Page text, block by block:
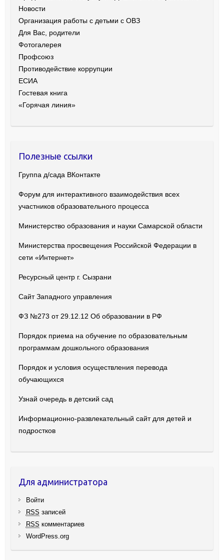
Новости
Организация работы с детьми с ОВЗ
Для Вас, родители
Фотогалерея
Профсоюз
Противодействие коррупции
ЕСИА
Гостевая книга
«Горячая линия»
Полезные ссылки
Группа д/сада ВКонтакте
Форум для интерактивного взаимодействия всех
участников образовательного процесса
Министерство образования и науки Самарской области
Министерства просвещения Российской Федерации в
сети «Интернет»
Ресурсный центр г. Сызрани
Сайт Западного управления
ФЗ №273 от 29.12.12 Об образовании в РФ
Порядок приема на обучение по образовательным
программам дошкольного образования
Порядок и условия осуществления перевода
обучающихся
Узнай очередь в детский сад
Информационно-развлекательный сайт для детей и
подростков
Для администратора
Войти
RSS записей
RSS комментариев
WordPress.org